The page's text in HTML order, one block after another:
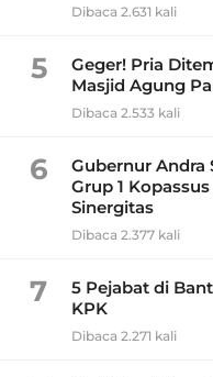
Dibaca 2.631 kali
5
Geger! Pria
Masjid Agung
Dibaca 2.533 kali
6
Gubernur Andra
Grup 1
Sinergitas
Dibaca 2.377 kali
7
5 Pejabat di
KPK
Dibaca 2.271 kali